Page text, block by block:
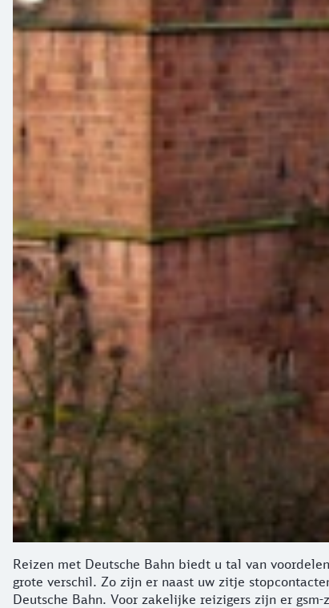
Reizen met Deutsche Bahn biedt u tal van
grote verschil. Zo zijn er naast uw zitje
Deutsche Bahn. Voor zakelijke reizigers zijn er